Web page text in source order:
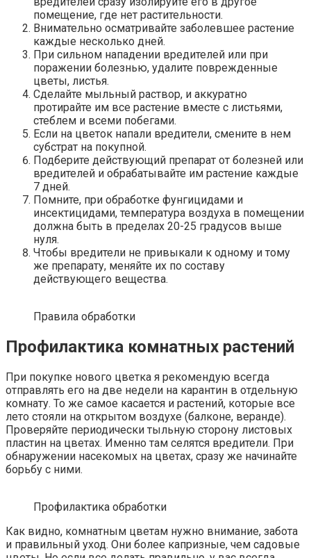
помещение, где нет растительности.
Внимательно осматривайте заболевшее растение
каждые несколько дней.
При сильном нападении вредителей или при
поражении болезнью, удалите поврежденные
цветы, листья.
Сделайте мыльный раствор, и аккуратно
протирайте им все растение вместе с листьями,
стеблем и всеми побегами.
Если на цветок напали вредители, смените в нем
субстрат на покупной.
Подберите действующий препарат от болезней или
вредителей и обрабатывайте им растение каждые
7 дней.
Помните, при обработке фунгицидами и
инсектицидами, температура воздуха в помещении
должна быть в пределах 20-25 градусов выше
нуля.
Чтобы вредители не привыкали к одному и тому
же препарату, меняйте их по составу
действующего вещества.
Правила обработки
Профилактика комнатных растений
При покупке нового цветка я рекомендую всегда
отправлять его на две недели на карантин в отдельную
комнату. То же самое касается и растений, которые все
лето стояли на открытом воздухе (балконе, веранде).
Проверяйте периодически тыльную сторону листовых
пластин на цветах. Именно там селятся вредители. При
обнаружении насекомых на цветах, сразу же начинайте
борьбу с ними.
Профилактика обработки
Как видно, комнатным цветам нужно внимание, забота
и правильный уход. Они более капризные, чем садовые